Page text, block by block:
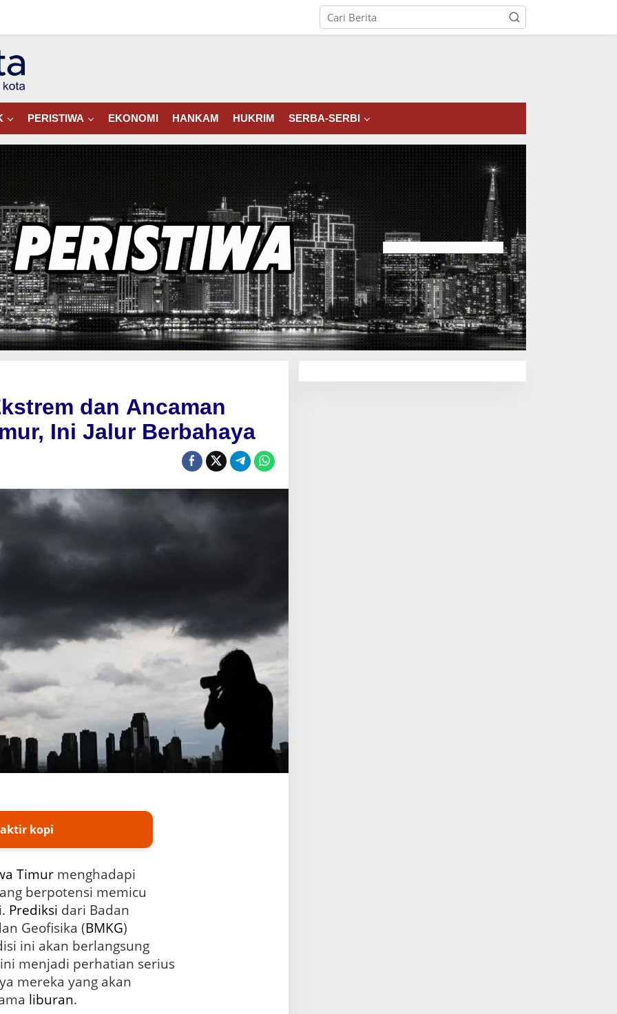
PERISTIWA EKONOMI HANKAM HUKRIM SERBA-SERBI
dan Ancaman
Ini Jalur Berbahaya
kopi
Timurmenghadapi
Prediksi dari Badan
Geofisika (BMKG)
ini akan berlangsung
menjadi perhatian serius
mereka yang akan
liburan.